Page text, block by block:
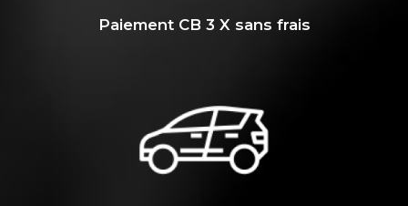
Paiement CB 3 X sans frais